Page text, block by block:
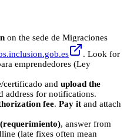
on the sede de Migraciones
. Look for
emprendedores (Ley
and upload the
address for notifications.
fee. Pay it and attach
, answer from
(late fixes often mean